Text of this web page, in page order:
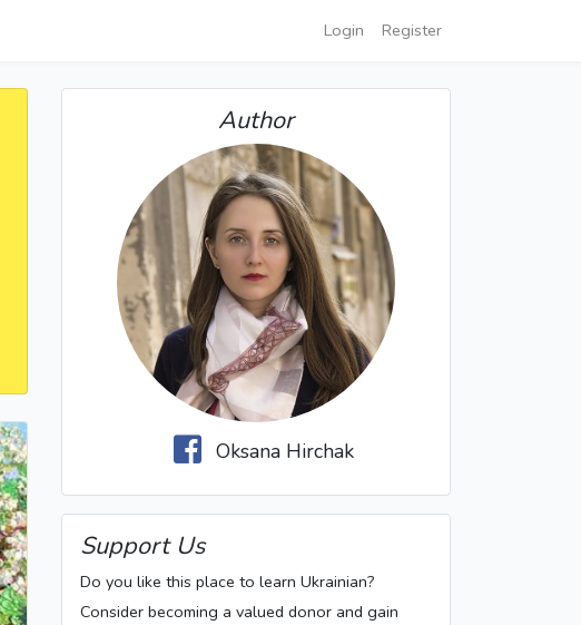
Login Register
Author
Oksana Hirchak
Support Us
Do you like this place to learn Ukrainian?
Consider becoming a valued donor and gain